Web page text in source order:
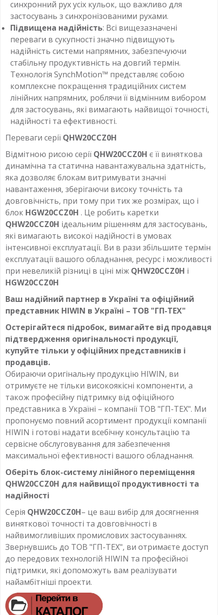
синхронний рух усіх кульок, що важливо для
застосувань з синхронізованими рухами.
Підвищена надійність: Всі вищезазначені
переваги в сукупності значно підвищують
надійність системи напрямних, забезпечуючи
стабільну продуктивність на довгий термін.
Технологія SynchMotion™ представляє собою
комплексне покращення традиційних систем
лінійних напрямних, роблячи її відмінним вибором
для застосувань, які вимагають найвищої точності,
надійності та ефективності.
Переваги серії QHW20CCZ0H
Відмітною рисою серії QHW20CCZ0H є її виняткова
динамічна та статична навантажувальна здатність,
яка дозволяє блокам витримувати значні
навантаження, зберігаючи високу точність та
довговічність, при тому при тих же розмірах, що і
блок HGW20CCZ0H . Це робить каретки
QHW20CCZ0H ідеальним рішенням для застосувань,
які вимагають високої надійності в умовах
інтенсивної експлуатації. Ви в рази збільшите термін
експлуатації вашого обладнання, ресурс і можливості
при невеликій різниці в ціні між QHW20CCZ0H і
HGW20CCZ0H
Ваш надійний партнер в Україні та офіційний
представник HIWIN в Україні – ТОВ "ГП-ТЕХ"
Остерігайтеся підробок, вимагайте від продавця
підтвердження оригінальності продукції,
купуйте тільки у офіційних представників і
продавців.
Обираючи оригінальну продукцію HIWIN, ви
отримуєте не тільки високоякісні компоненти, а
також професійну підтримку від офіційного
представника в Україні – компанії ТОВ "ГП-ТЕХ". Ми
пропонуємо повний асортимент продукції компанії
HIWIN і готові надати всебічну консультацію та
сервісне обслуговування для забезпечення
максимальної ефективності вашого обладнання.
Оберіть блок-систему лінійного переміщення
QHW20CCZ0H для найвищої продуктивності та
надійності
Серія QHW20CCZ0H– це ваш вибір для досягнення
виняткової точності та довговічності в
найвимогливіших промислових застосуваннях.
Звернувшись до ТОВ "ГП-ТЕХ", ви отримаєте доступ
до передових технологій HIWIN та професійної
підтримки, які допоможуть вам реалізувати
найамбітніші проекти.